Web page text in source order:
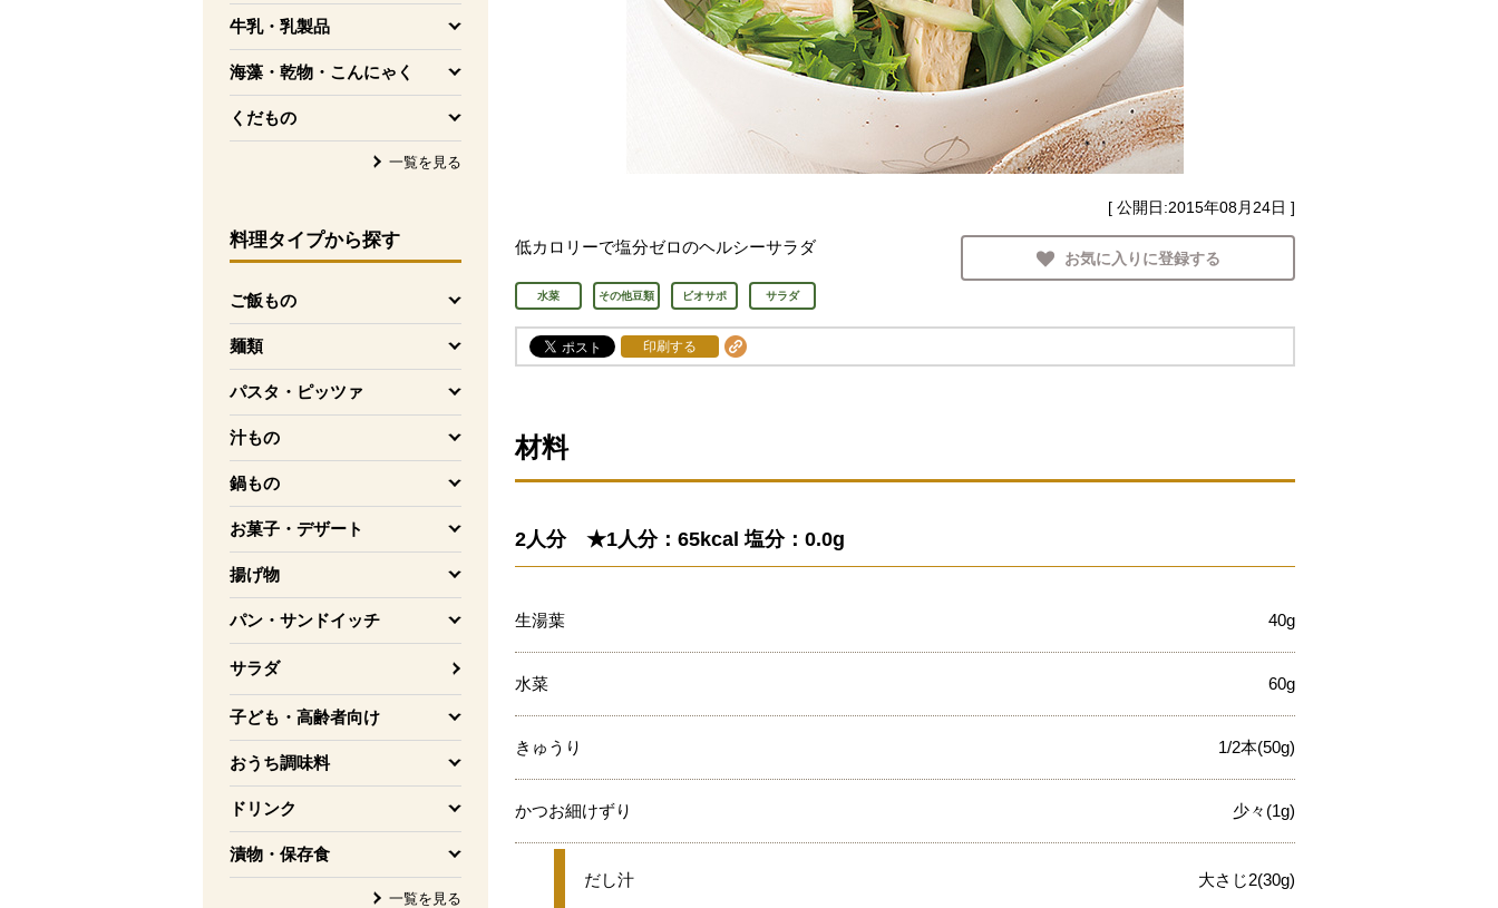
牛乳・乳製品
を開く
海藻・乾物・こんにゃく
を開く
くだもの
を開く
一覧を見る
料理タイプから探す
ご飯もの
を開く
麺類
を開く
パスタ・ピッツァ
を開く
汁もの
を開く
鍋もの
を開く
お菓子・デザート
を開く
揚げ物
を開く
パン・サンドイッチ
を開く
サラダ
子ども・高齢者向け
を開く
おうち調味料
を開く
ドリンク
を開く
漬物・保存食
を開く
一覧を見る
[ 公開日:2015年08月24日 ]
低カロリーで塩分ゼロのヘルシーサラダ
水菜 その他豆類 ビオサポ サラダ
お気に入りに登録する
印刷する
材料
2人分 ★1人分：65kcal 塩分：0.0g
生湯葉 40g
水菜 60g
きゅうり 1/2本(50g)
かつお細けずり 少々(1g)
★
だし汁 大さじ2(30g)